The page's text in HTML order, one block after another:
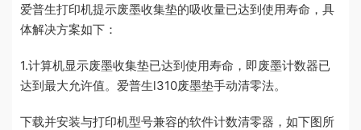
爱普生打印机提示废墨收集垫的吸收量已达到使用寿命，具
体解决方案如下：
1.计算机显示废墨收集垫已达到使用寿命，即废墨计数器已
达到最大允许值。爱普生l310废墨垫手动清零法。
下载并安装与打印机型号兼容的软件计数清零器，如下图所